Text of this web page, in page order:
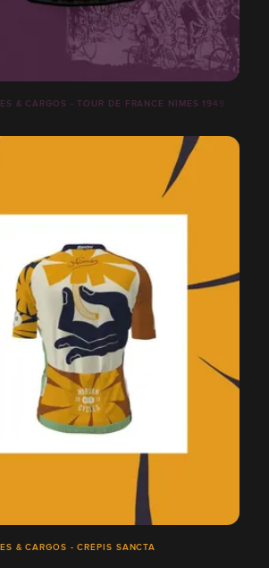
& CARGOS - TOUR DE FRANCE NÎMES 1949
& CARGOS - CRÉPIS SANCTA